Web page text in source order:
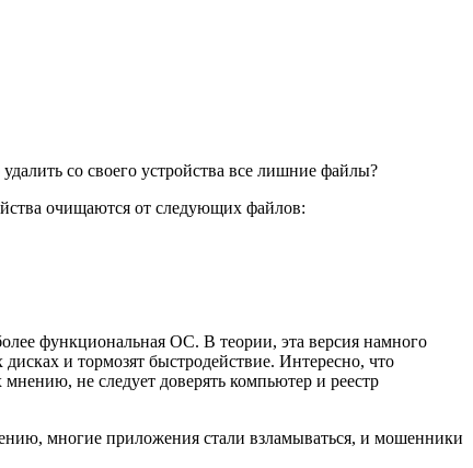
со своего устройства все лишние файлы?
очищаются от следующих файлов:
функциональная ОС. В теории, эта версия намного
и тормозят быстродействие. Интересно, что
не следует доверять компьютер и реестр
многие приложения стали взламываться, и мошенники